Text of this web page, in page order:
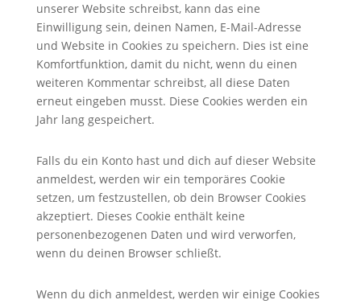
unserer Website schreibst, kann das eine
Einwilligung sein, deinen Namen, E-Mail-Adresse
und Website in Cookies zu speichern. Dies ist eine
Komfortfunktion, damit du nicht, wenn du einen
weiteren Kommentar schreibst, all diese Daten
erneut eingeben musst. Diese Cookies werden ein
Jahr lang gespeichert.
Falls du ein Konto hast und dich auf dieser Website
anmeldest, werden wir ein temporäres Cookie
setzen, um festzustellen, ob dein Browser Cookies
akzeptiert. Dieses Cookie enthält keine
personenbezogenen Daten und wird verworfen,
wenn du deinen Browser schließt.
Wenn du dich anmeldest, werden wir einige Cookies